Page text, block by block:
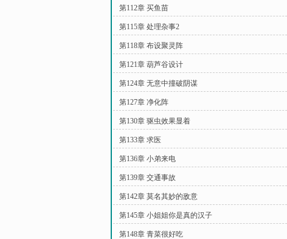
第112章 买鱼苗
第115章 处理杂事2
第118章 布设聚灵阵
第121章 葫芦谷设计
第124章 无意中撞破阴谋
第127章 净化阵
第130章 驱虫效果显着
第133章 求医
第136章 小弟来电
第139章 交通事故
第142章 莫名其妙的敌意
第145章 小姐姐你是真的汉子
第148章 青菜很好吃